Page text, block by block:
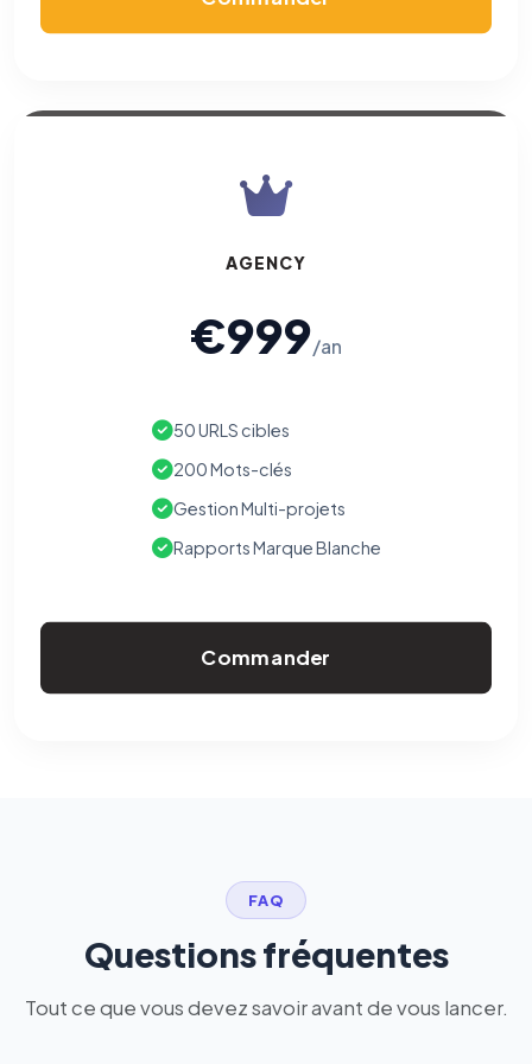
AGENCY
€999/an
50 URLS cibles
200 Mots-clés
Gestion Multi-projets
Rapports Marque Blanche
Commander
FAQ
Questions fréquentes
Tout ce que vous devez savoir avant de vous lancer.